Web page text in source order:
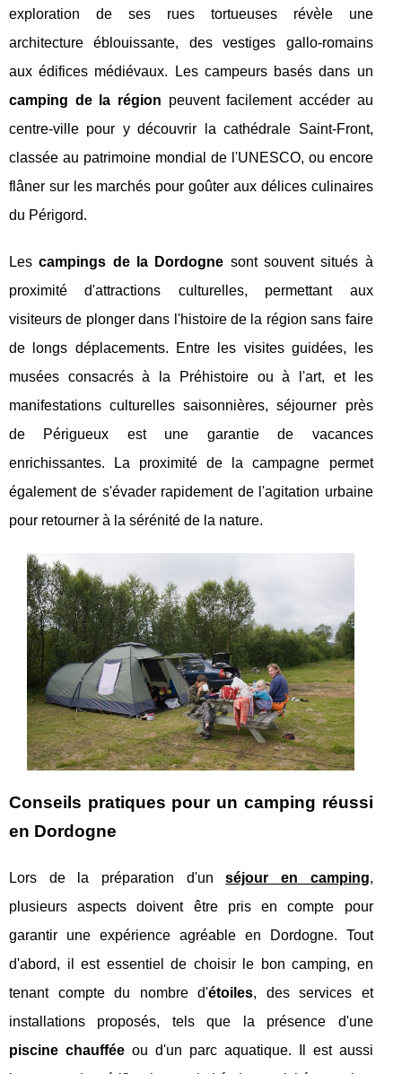
exploration de ses rues tortueuses révèle une
architecture éblouissante, des vestiges gallo-romains
aux édifices médiévaux. Les campeurs basés dans un
camping de la région peuvent facilement accéder au
centre-ville pour y découvrir la cathédrale Saint-Front,
classée au patrimoine mondial de l'UNESCO, ou encore
flâner sur les marchés pour goûter aux délices culinaires
du Périgord.
Lescampings de la Dordogne sont souvent situés à
proximité d'attractions culturelles, permettant aux
visiteurs de plonger dans l'histoire de la région sans faire
de longs déplacements. Entre les visites guidées, les
musées consacrés à la Préhistoire ou à l'art, et les
manifestations culturelles saisonnières, séjourner près
de Périgueux est une garantie de vacances
enrichissantes. La proximité de la campagne permet
également de s'évader rapidement de l'agitation urbaine
pour retourner à la sérénité de la nature.
Conseils pratiques pour un camping réussi
en Dordogne
Lors de la préparation d'unséjour en camping,
plusieurs aspects doivent être pris en compte pour
garantir une expérience agréable en Dordogne. Tout
d'abord, il est essentiel de choisir le bon camping, en
tenant compte du nombre d'étoiles, des services et
installations proposés, tels que la présence d'une
piscine chaufféeou d'un parc aquatique. Il est aussi